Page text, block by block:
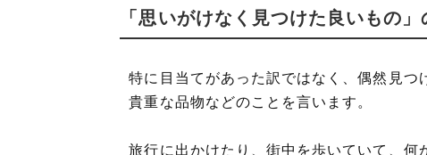
「思いがけなく見つけた良いもの」
特に目当てがあった訳ではなく、偶然見つ
貴重な品物などのことを言います。
旅行に出かけたり、街中を歩いていて、何